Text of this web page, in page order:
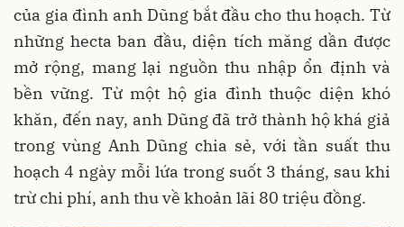
của gia đình anh Dũng bắt đầu cho thu hoạch. Từ
những hecta ban đầu, diện tích măng dần được
mở rộng, mang lại nguồn thu nhập ổn định và
bền vững. Từ một hộ gia đình thuộc diện khó
khăn, đến nay, anh Dũng đã trở thành hộ khá giả
trong vùng Anh Dũng chia sẻ, với tần suất thu
hoạch 4 ngày mỗi lứa trong suốt 3 tháng, sau khi
trừ chi phí, anh thu về khoản lãi 80 triệu đồng.